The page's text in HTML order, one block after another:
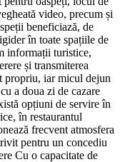
video, precum și
beneficiază, de
în toate spațiile de
informații turistice,
și transmiterea
propriu, iar micul dejun
a doua zi de cazare
opțiuni de servire în
în restaurantul
frecvent atmosfera
pentru un concediu
Cu o capacitate de